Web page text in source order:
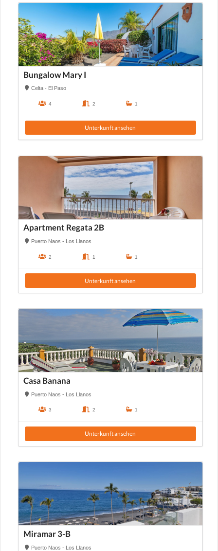
Bungalow Mary I
Celta - El Paso
4 2 1
Unterkunft ansehen
Apartment Regata 2B
Puerto Naos - Los Llanos
2 1 1
Unterkunft ansehen
Casa Banana
Puerto Naos - Los Llanos
3 2 1
Unterkunft ansehen
Miramar 3-B
Puerto Naos - Los Llanos